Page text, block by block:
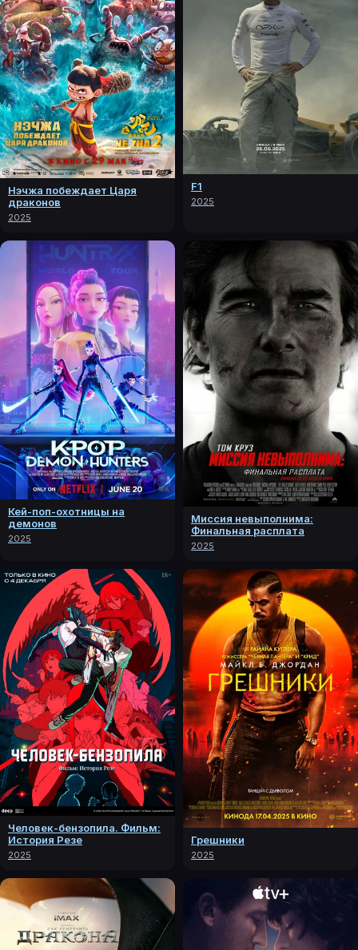
Нэчжа побеждает Царя
драконов
2025
F1
2025
Кей-поп-охотницы на
демонов
2025
Миссия невыполнима:
Финальная расплата
2025
Человек-бензопила. Фильм:
История Резе
2025
Грешники
2025